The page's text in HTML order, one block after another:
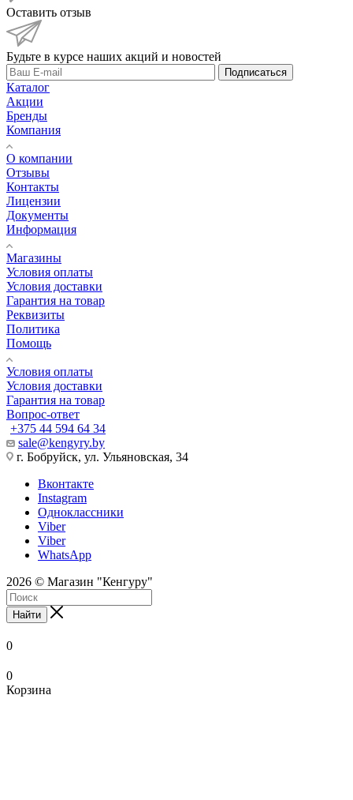
Оставить отзыв
Будьте в курсе наших акций и новостей
Подписаться
Каталог
Акции
Бренды
Компания
О компании
Отзывы
Контакты
Лицензии
Документы
Информация
Магазины
Условия оплаты
Условия доставки
Гарантия на товар
Реквизиты
Политика
Помощь
Условия оплаты
Условия доставки
Гарантия на товар
Вопрос-ответ
+375 44 594 64 34
sale@kengyry.by
г. Бобруйск, ул. Ульяновская, 34
Вконтакте
Instagram
Одноклассники
Viber
Viber
WhatsApp
2026 © Магазин "Кенгуру"
Найти
0
0
Корзина